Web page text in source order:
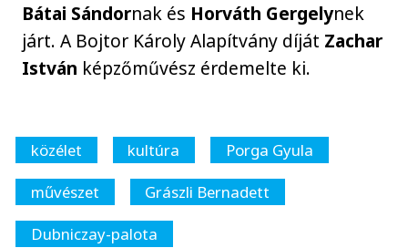
Bátai Sándornak és Horváth Gergelynek
járt. A Bojtor Károly Alapítvány díját Zachar
István képzőművész érdemelte ki.
közélet kultúra
Porga Gyula
művészet
Grászli Bernadett
Dubniczay-palota